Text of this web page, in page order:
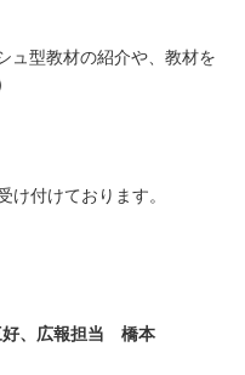
ュ型教材の紹介や、教材を
付けております。
、広報担当 橋本